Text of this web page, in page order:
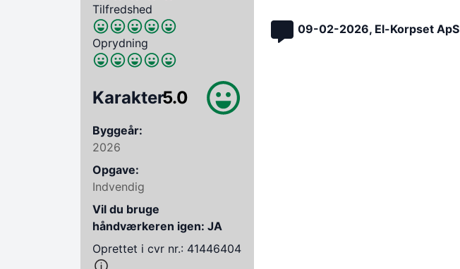
Tilfredshed
Oprydning
Karakter5.0
Byggeår:
2026
Opgave:
Indvendig
Vil du bruge
håndværkeren igen: JA
Oprettet i cvr nr.: 41446404
09-02-2026, El-Korpset ApS